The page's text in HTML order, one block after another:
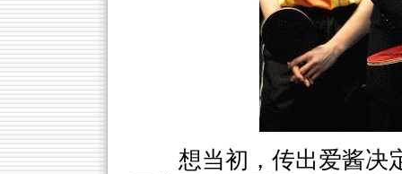
想当初，传出爱酱决